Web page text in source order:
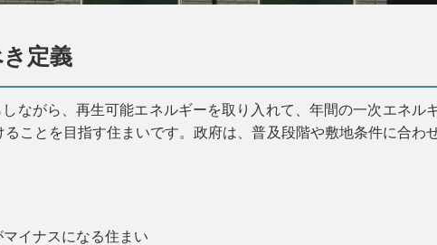
定義
ながら、再生可能エネルギーを取り入れて、年間の一次エネル
ことを目指す住まいです。政府は、普及段階や敷地条件に合わ
イナスになる住まい